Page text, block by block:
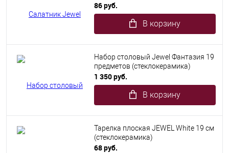
86 руб.
В корзину
Набор столовый Jewel Фантазия 19
предметов (стеклокерамика)
1 350 руб.
В корзину
Тарелка плоская JEWEL White 19 см
(стеклокерамика)
68 руб.